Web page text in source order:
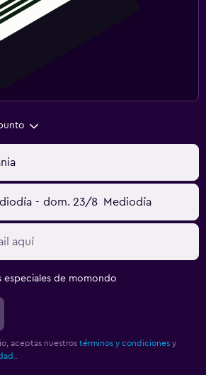
- dom. 23/8 Mediodía
especiales de momondo
aceptas nuestros términos y condiciones y
.